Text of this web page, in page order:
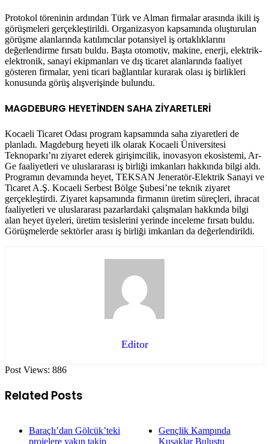
Protokol töreninin ardından Türk ve Alman firmalar arasında ikili iş
görüşmeleri gerçekleştirildi. Organizasyon kapsamında oluşturulan
görüşme alanlarında katılımcılar potansiyel iş ortaklıklarını
değerlendirme fırsatı buldu. Başta otomotiv, makine, enerji, elektrik-
elektronik, sanayi ekipmanları ve dış ticaret alanlarında faaliyet
gösteren firmalar, yeni ticari bağlantılar kurarak olası iş birlikleri
konusunda görüş alışverişinde bulundu.
MAGDEBURG HEYETİNDEN SAHA ZİYARETLERİ
Kocaeli Ticaret Odası program kapsamında saha ziyaretleri de
planladı. Magdeburg heyeti ilk olarak Kocaeli Üniversitesi
Teknoparkı’nı ziyaret ederek girişimcilik, inovasyon ekosistemi, Ar-
Ge faaliyetleri ve uluslararası iş birliği imkanları hakkında bilgi aldı.
Programın devamında heyet, TEKSAN Jeneratör-Elektrik Sanayi ve
Ticaret A.Ş. Kocaeli Serbest Bölge Şubesi’ne teknik ziyaret
gerçekleştirdi. Ziyaret kapsamında firmanın üretim süreçleri, ihracat
faaliyetleri ve uluslararası pazarlardaki çalışmaları hakkında bilgi
alan heyet üyeleri, üretim tesislerini yerinde inceleme fırsatı buldu.
Görüşmelerde sektörler arası iş birliği imkanları da değerlendirildi.
Editor
Post Views: 886
Related Posts
Baraçlı’dan Gölcük’teki
projelere yakın takip
Gençlik Kampında
Kuşaklar Buluştu